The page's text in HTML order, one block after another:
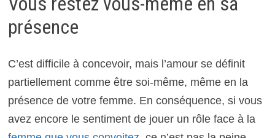
présence
C’est difficile à concevoir, mais l’amour se définit
partiellement comme être soi-même, même en la
présence de votre femme. En conséquence, si vous
avez encore le sentiment de jouer un rôle face à la